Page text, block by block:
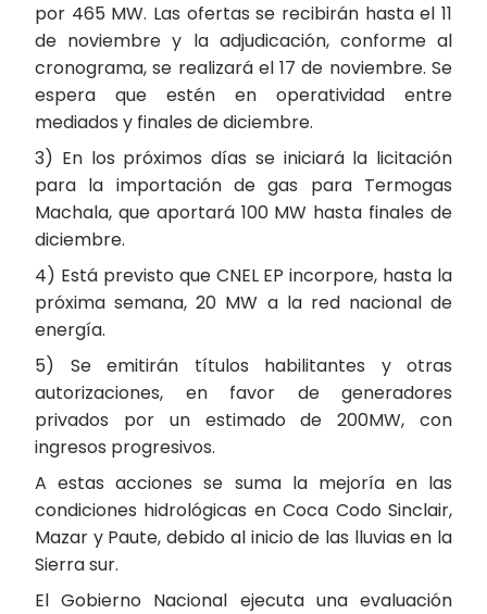
por 465 MW. Las ofertas se recibirán hasta el 11
de noviembre y la adjudicación, conforme al
cronograma, se realizará el 17 de noviembre. Se
espera que estén en operatividad entre
mediados y finales de diciembre.
3) En los próximos días se iniciará la licitación
para la importación de gas para Termogas
Machala, que aportará 100 MW hasta finales de
diciembre.
4) Está previsto que CNEL EP incorpore, hasta la
próxima semana, 20 MW a la red nacional de
energía.
5) Se emitirán títulos habilitantes y otras
autorizaciones, en favor de generadores
privados por un estimado de 200MW, con
ingresos progresivos.
A estas acciones se suma la mejoría en las
condiciones hidrológicas en Coca Codo Sinclair,
Mazar y Paute, debido al inicio de las lluvias en la
Sierra sur.
El Gobierno Nacional ejecuta una evaluación